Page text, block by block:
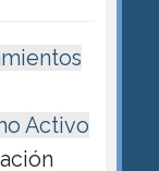
Activo